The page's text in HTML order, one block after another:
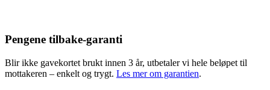
Pengene tilbake-garanti
Blir ikke gavekortet brukt innen 3 år, utbetaler vi hele beløpet til
mottakeren – enkelt og trygt. Les mer om garantien.